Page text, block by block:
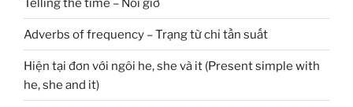
Telling the time – Nói giờ
Adverbs of frequency – Trạng từ chỉ tần suất
Hiện tại đơn với ngôi he, she và it (Present simple with
he, she and it)